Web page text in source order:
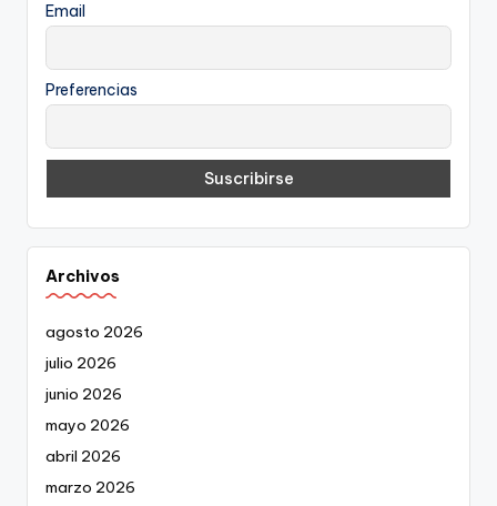
Email
Preferencias
Archivos
agosto 2026
julio 2026
junio 2026
mayo 2026
abril 2026
marzo 2026